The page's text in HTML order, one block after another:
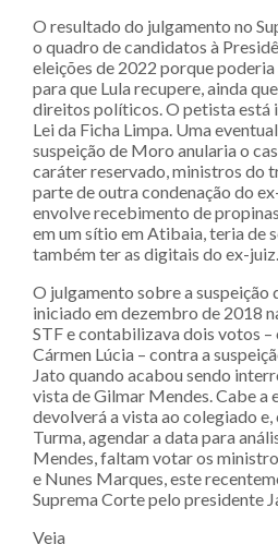
O resultado do julgamento no
o quadro de candidatos à
eleições de 2022 porque
para que Lula recupere, ainda
direitos políticos. O petista está
Lei da Ficha Limpa. Uma
suspeição de Moro anularia o
caráter reservado, ministros do
parte de outra condenação do
envolve recebimento de
em um sítio em Atibaia, teria de
também ter as digitais do ex-juiz.
O julgamento sobre a
iniciado em dezembro de 2018
STF e contabilizava dois votos –
Cármen Lúcia – contra a
Jato quando acabou sendo
vista de Gilmar Mendes. Cabe a
devolverá a vista ao colegiado
Turma, agendar a data para
Mendes, faltam votar os
e Nunes Marques, este
Suprema Corte pelo presidente
Veja